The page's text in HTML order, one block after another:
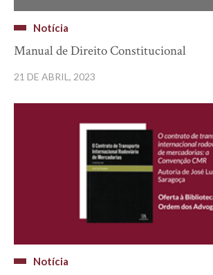
Notícia
Manual de Direito Constitucional
21 DE ABRIL, 2023
Notícia